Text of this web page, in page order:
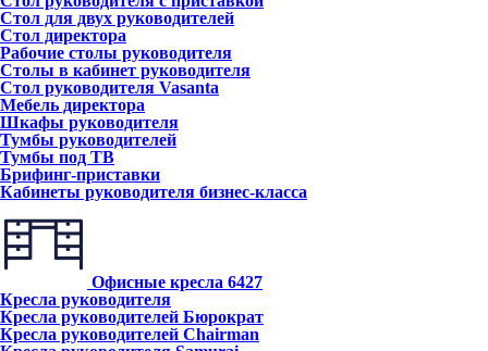
Стол для двух руководителей
Стол директора
Рабочие столы руководителя
Столы в кабинет руководителя
Стол руководителя Vasanta
Мебель директора
Шкафы руководителя
Тумбы руководителей
Тумбы под ТВ
Брифинг-приставки
Кабинеты руководителя бизнес-класса
Офисные кресла 6427
Кресла руководителя
Кресла руководителей Бюрократ
Кресла руководителей Chairman